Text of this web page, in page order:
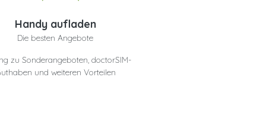
Handy aufladen
Die besten Angebote
zu Sonderangeboten, doctorSIM-
und weiteren Vorteilen